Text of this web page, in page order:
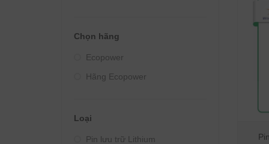
Giá từ 3000000đ - 4000000đ
Giá từ 4000000đ - 5000000đ
Giá từ 5000000đ - 10000000đ
Chọn hãng
Ecopower
Hãng Ecopower
Loại
Pin lưu trữ Lithium